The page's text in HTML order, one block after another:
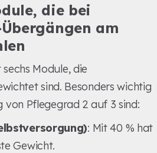
die bei
am
Module, die
sind. Besonders wichtig
Pflegegrad 2 auf 3 sind:
: Mit 40 % hat
Gewicht.